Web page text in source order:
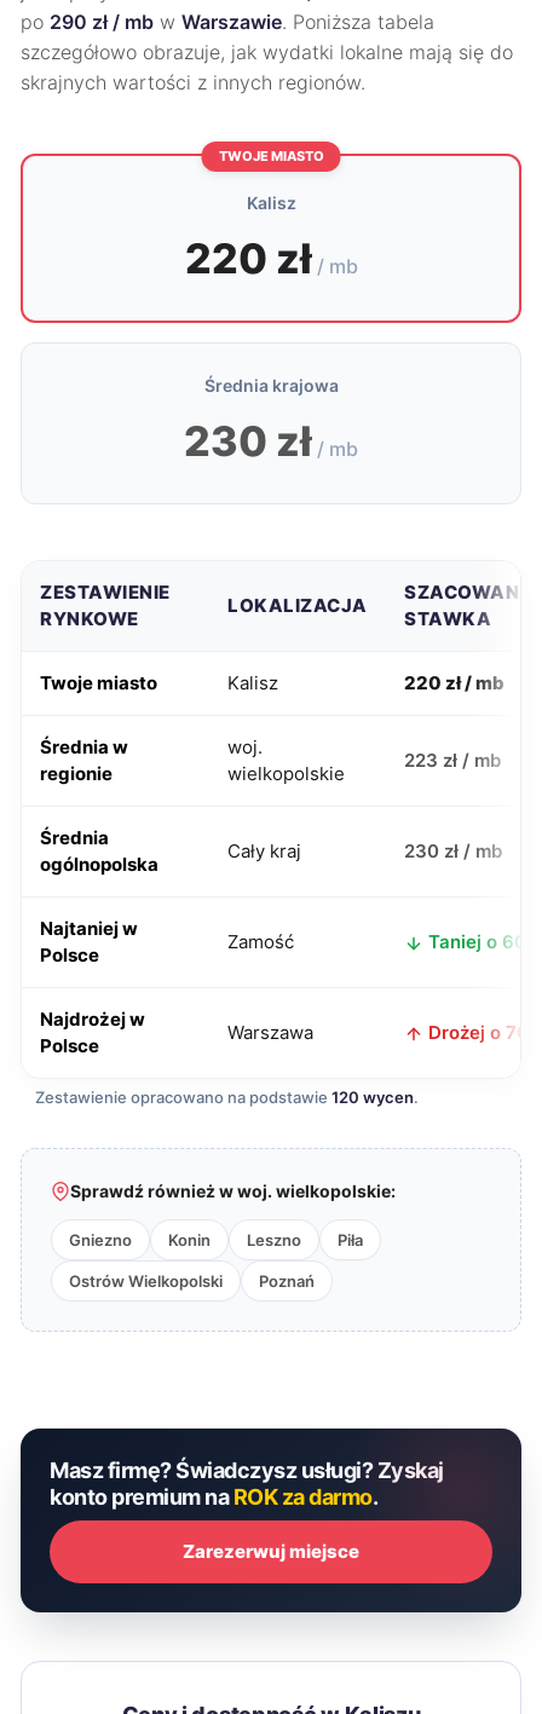
po 290 zł / mb w Warszawie. Poniższa tabela
szczegółowo obrazuje, jak wydatki lokalne mają się do
skrajnych wartości z innych regionów.
TWOJE MIASTO
Kalisz
220 zł / mb
Średnia krajowa
230 zł / mb
ZESTAWIENIE
RYNKOWE
LOKALIZACJA
SZACOWANA
STAWKA
Twoje miasto Kalisz 220 zł / mb
Średnia w
regionie
woj.
wielkopolskie
223 zł / mb
Średnia
ogólnopolska
Cały kraj 230 zł / mb
Najtaniej w
Polsce
Zamość Taniej o 60
Najdrożej w
Polsce
Warszawa Drożej o 70
Zestawienie opracowano na podstawie 120 wycen.
Sprawdź również w woj. wielkopolskie:
Gniezno Konin Leszno Piła
Ostrów Wielkopolski Poznań
Masz firmę? Świadczysz usługi? Zyskaj
konto premium naROK za darmo.
Zarezerwuj miejsce